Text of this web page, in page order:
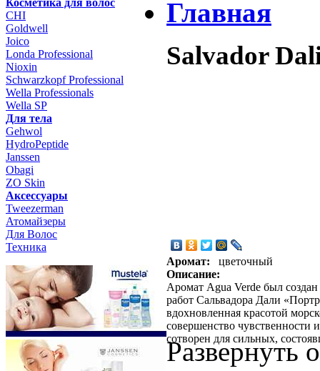
Косметика для волос
CHI
Goldwell
Joico
Londa Professional
Nioxin
Schwarzkopf Professional
Wella Professionals
Wella SP
Для тела
Gehwol
HydroPeptide
Janssen
Obagi
ZO Skin
Aксессуары
Tweezerman
Атомайзеры
Для Волос
Техника
Главная
Salvador
Аромат:
цветочный
Описание:
Аромат Agua Verde был
работ Сальвадора Дали
вдохновленная красотой
совершенство
сотворен для сильных,
Развернуть